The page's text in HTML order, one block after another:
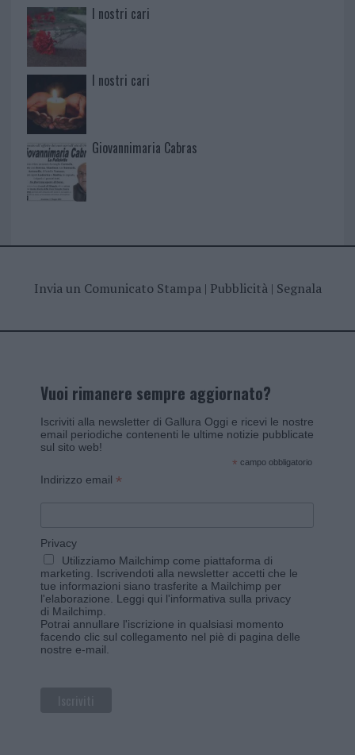
I nostri cari
I nostri cari
Giovannimaria Cabras
Invia un Comunicato Stampa| Pubblicità| Segnala
Vuoi rimanere sempre aggiornato?
Iscriviti alla newsletter di Gallura Oggi e ricevi le nostre
email periodiche contenenti le ultime notizie pubblicate
sul sito web!
* campo obbligatorio
Indirizzo email *
Privacy
Utilizziamo Mailchimp come piattaforma di
marketing. Iscrivendoti alla newsletter accetti che le
tue informazioni siano trasferite a Mailchimp per
l'elaborazione. Leggi qui l'informativa sulla privacy
di Mailchimp
Potrai annullare l'iscrizione in qualsiasi momento
facendo clic sul collegamento nel piè di pagina delle
nostre e-mail.